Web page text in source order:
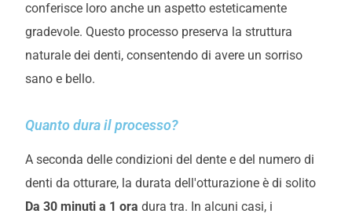
conferisce loro anche un aspetto esteticamente
gradevole. Questo processo preserva la struttura
naturale dei denti, consentendo di avere un sorriso
sano e bello.
Quanto dura il processo?
A seconda delle condizioni del dente e del numero di
denti da otturare, la durata dell'otturazione è di solito
Da 30 minuti a 1 ora dura tra. In alcuni casi, i